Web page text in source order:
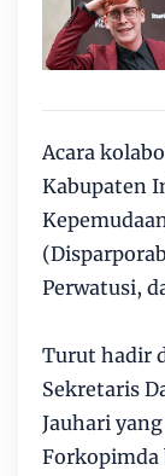
Acara
Kabupaten
Perwatusi,
Turut hadir
Sekretaris
Jauhari
Forkopimda